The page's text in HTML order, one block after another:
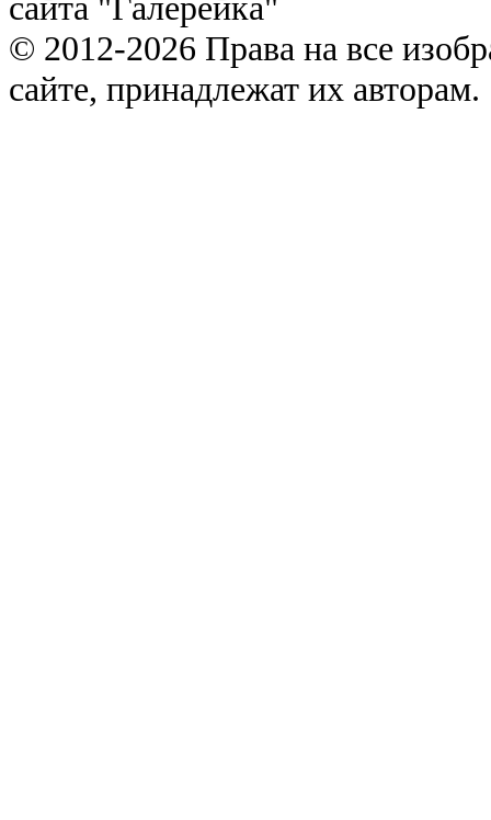
© 2012-2026 Права на все
сайте, принадлежат их авторам.